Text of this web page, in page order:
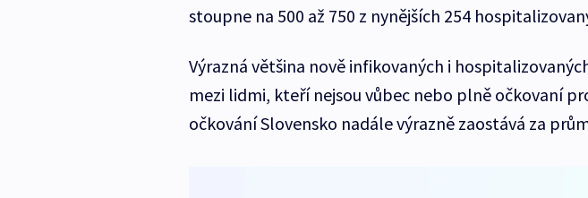
stoupne na 500 až 750 z nynějších 254
Výrazná většina nově infikovaných i
mezi lidmi, kteří nejsou vůbec nebo plně očkovaní
očkování Slovensko nadále výrazně zaostává za